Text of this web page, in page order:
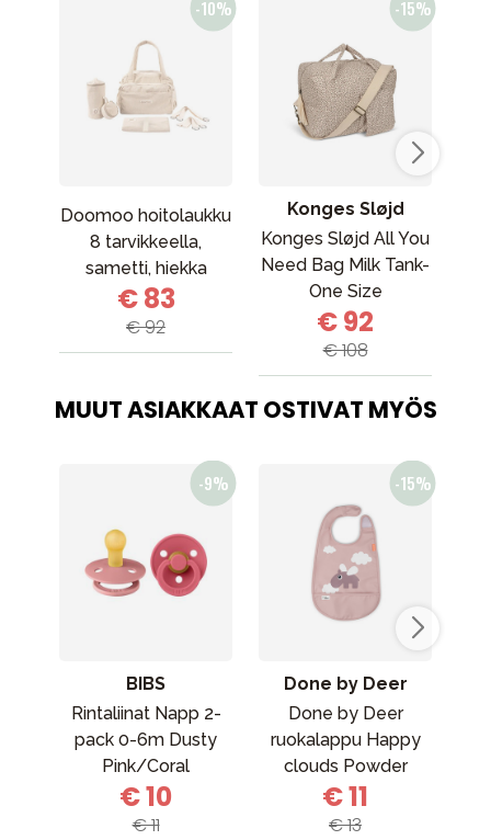
Doomoo hoitolaukku
8 tarvikkeella,
sametti, hiekka
€ 83
€ 92
Konges Sløjd
Konges Sløjd All You
Need Bag Milk Tank-
One Size
€ 92
€ 108
MUUT ASIAKKAAT OSTIVAT MYÖS
BIBS
Rintaliinat Napp 2-
pack 0-6m Dusty
Pink/Coral
€ 10
€ 11
Done by Deer
Done by Deer
ruokalappu Happy
clouds Powder
€ 11
€ 13